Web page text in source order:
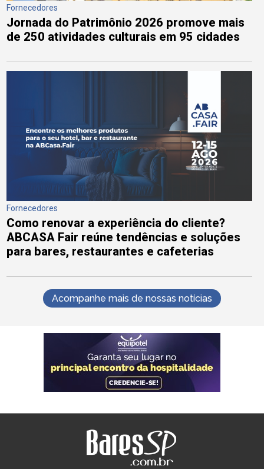
Fornecedores
Jornada do Patrimônio 2026 promove mais
de 250 atividades culturais em 95 cidades
Fornecedores
Como renovar a experiência do cliente?
ABCASA Fair reúne tendências e soluções
para bares, restaurantes e cafeterias
Acompanhe mais de nossas notícias